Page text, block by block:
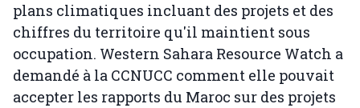
plans climatiques incluant des projets et des
chiffres du territoire qu'il maintient sous
occupation. Western Sahara Resource Watch a
demandé à la CCNUCC comment elle pouvait
accepter les rapports du Maroc sur des projets